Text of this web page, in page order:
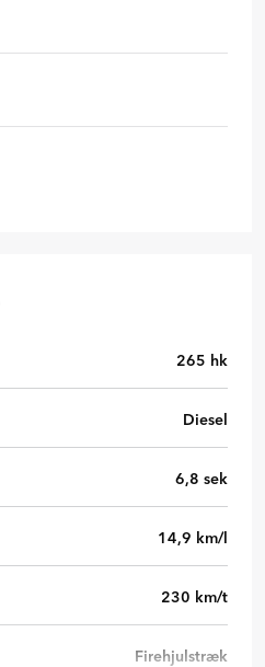
265 hk
Diesel
6,8 sek
14,9 km/l
230 km/t
Firehjulstræk